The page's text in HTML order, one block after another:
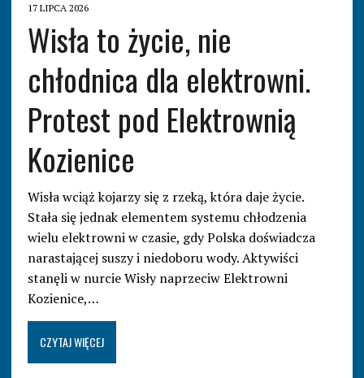
17 LIPCA 2026
Wisła to życie, nie
chłodnica dla elektrowni.
Protest pod Elektrownią
Kozienice
Wisła wciąż kojarzy się z rzeką, która daje życie.
Stała się jednak elementem systemu chłodzenia
wielu elektrowni w czasie, gdy Polska doświadcza
narastającej suszy i niedoboru wody. Aktywiści
stanęli w nurcie Wisły naprzeciw Elektrowni
Kozienice,…
CZYTAJ WIĘCEJ